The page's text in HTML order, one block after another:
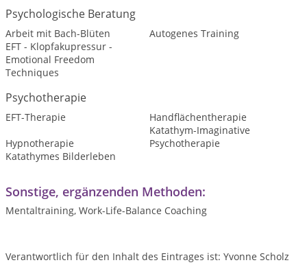
Psychologische Beratung
Arbeit mit Bach-Blüten
Autogenes Training
EFT - Klopfakupressur -
Emotional Freedom
Techniques
Psychotherapie
EFT-Therapie
Handflächentherapie
Hypnotherapie
Katathym-Imaginative
Psychotherapie
Katathymes Bilderleben
Sonstige, ergänzenden Methoden:
Mentaltraining, Work-Life-Balance Coaching
Verantwortlich für den Inhalt des Eintrages ist: Yvonne Scholz